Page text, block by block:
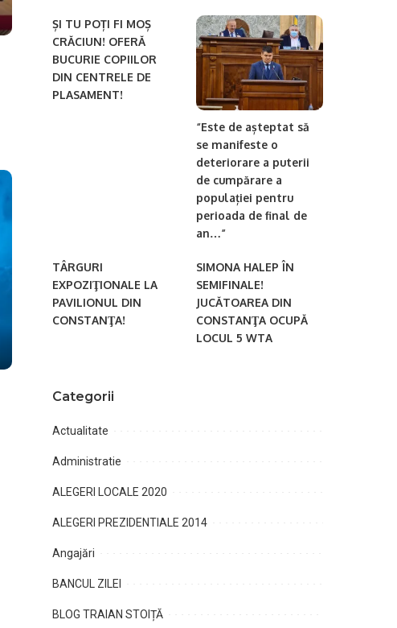
ȘI TU POȚI FI MOȘ
CRĂCIUN! OFERĂ
BUCURIE COPIILOR
DIN CENTRELE DE
PLASAMENT!
“Este de așteptat să
se manifeste o
deteriorare a puterii
de cumpărare a
populației pentru
perioada de final de
an…”
TÂRGURI
EXPOZIŢIONALE LA
PAVILIONUL DIN
CONSTANŢA!
SIMONA HALEP ÎN
SEMIFINALE!
JUCĂTOAREA DIN
CONSTANŢA OCUPĂ
LOCUL 5 WTA
Categorii
Actualitate
Administratie
ALEGERI LOCALE 2020
ALEGERI PREZIDENTIALE 2014
Angajări
BANCUL ZILEI
BLOG TRAIAN STOIȚĂ